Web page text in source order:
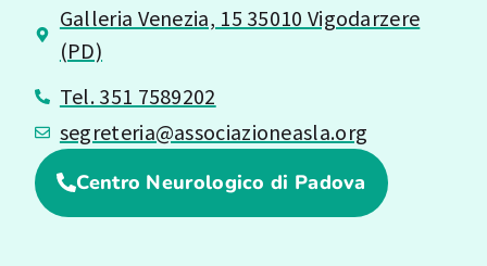
Galleria Venezia, 15 35010 Vigodarzere
(PD)
Tel. 351 7589202
segreteria@associazioneasla.org
Centro Neurologico di Padova